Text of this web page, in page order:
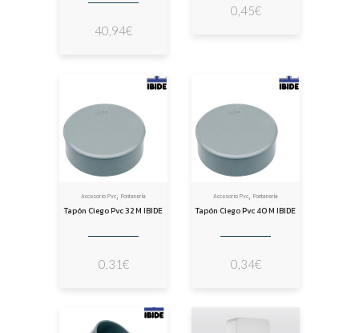
40,94€
0,45€
Accesorio Pvc, Fontanería
Tapón Ciego Pvc 32 M IBIDE
0,31€
Accesorio Pvc, Fontanería
Tapón Ciego Pvc 40 M IBIDE
0,34€